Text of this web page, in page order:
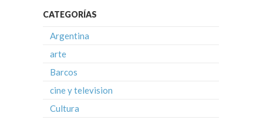
CATEGORÍAS
Argentina
arte
Barcos
cine y television
Cultura